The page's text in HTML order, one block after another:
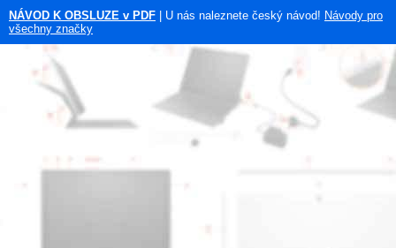
NÁVOD K OBSLUZE v PDF | U nás naleznete český návod! Návody pro
všechny značky